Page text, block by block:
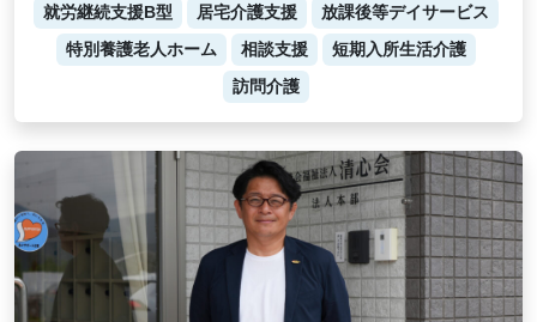
就労継続支援B型
居宅介護支援
放課後等デイサービス
特別養護老人ホーム
相談支援
短期入所生活介護
訪問介護